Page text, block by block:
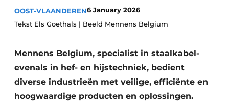
Vacature aanmelden
Vacatures
Aanmelden
Bedrijven
Bedrijven
Akoestiek
Beton & Staalbouw
Brandveiligheid
BIM
OOST-VLAANDEREN6 January 2026
Tekst Els Goethals | Beeld Mennens Belgium
Mennens Belgium, specialist in staalkabel-
evenals in hef- en hijstechniek, bedient
diverse industrieën met veilige, efficiënte en
hoogwaardige producten en oplossingen.